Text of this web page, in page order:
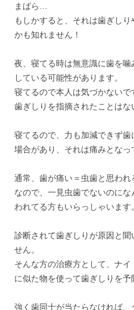
まばら…
もしかすると、それは歯ぎし
かも知れません！
夜、寝てる時は無意識に歯を
している可能性があります。
寝てるので本人は気づかない
歯ぎしりを指摘されたことはな
寝てるので、力も加減できず
場合があり、それは痛みとなっ
通常、歯が痛い＝虫歯と思われ
なので、一見虫歯でないのに
われてる方もいらっしゃいます。
診断されて歯ぎしりが原因と
せん。
そんな方の治療方として、ナ
に似た物を使って歯ぎしりを予
強く歯同士が当たらなければ